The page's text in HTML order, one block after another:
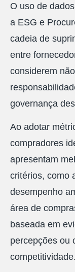
O uso de
a ESG e
cadeia de
entre
considerem
governança
Ao adotar
compradores
apresentam
critérios, como
desempenho
área de
baseada em
percepções ou
competitividade.